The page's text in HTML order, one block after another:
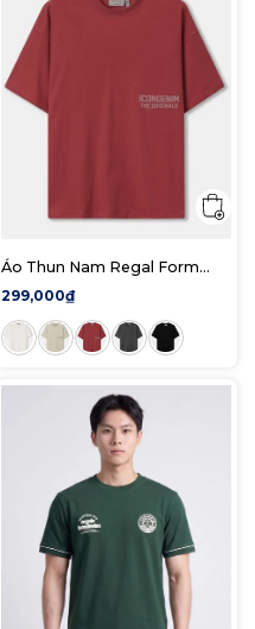
Áo Thun Nam Regal Form
Oversized
299,000₫